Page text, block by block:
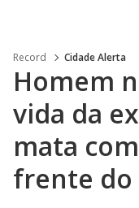
Record Cidade Alerta
Homem
vida da
mata
frente